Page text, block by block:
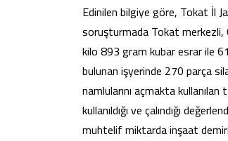
Edinilen bilgiye göre, Tokat İl
soruşturmada Tokat merkezli,
kilo 893 gram kubar esrar ile
bulunan işyerinde 270 parça
namlularını açmakta
kullanıldığı ve çalındığı
muhtelif miktarda inşaat